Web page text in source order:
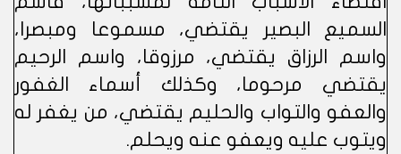
السميع البصير يقتضي، مسموعا ومبصرا،
واسم الرزاق يقتضي، مرزوقا، واسم الرحيم
يقتضي مرحوما، وكذلك أسماء الغفور
والعفو والتواب والحليم يقتضي، من يغفر له
ويتوب عليه ويعفو عنه ويحلم.